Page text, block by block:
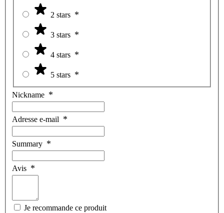
2 stars
3 stars
4 stars
5 stars
Nickname
Adresse e-mail
Summary
Avis
Je recommande ce produit